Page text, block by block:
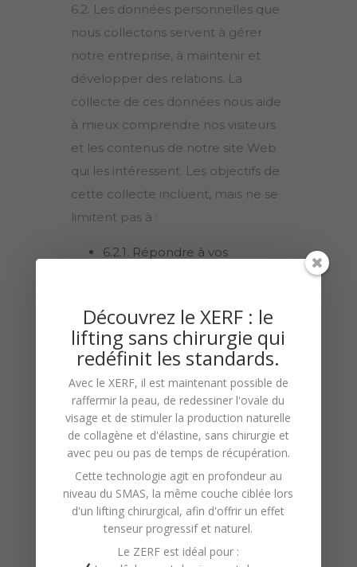
6.2. Les données personnelles que
nous collectons servent à gérer
notre entreprise, à maintenir et
développer des relations. La
collecte de ces données nous aide
à mieux comprendre nos visiteurs
et les contenus de notre site Web
qui les intéressent. Les objectifs de
cette collecte incluent, mais ne se
limitent pas à :
6.2.1. Répondre à vos
6.2.2. Traiter les commandes
ou vous informer sur notre
site, nos services, ou nos
produits.
6.2.3. Améliorer le contenu,
l’apparence et l’utilité du site
et suivre son utilisation à des
fins d’analyse interne.
6.2.4. Fournir des avis
nécessaires et informer nos
utilisateurs des mises à jour du
Découvrez le XERF : le
lifting sans chirurgie qui
redéfinit les standards.
Avec le XERF, il est maintenant possible de
raffermir la peau, de redessiner l'ovale du
visage et de stimuler la production naturelle
de collagène et d'élastine, sans chirurgie et
avec peu ou pas de temps de récupération.
Cette technologie agit en profondeur au
niveau du SMAS, la même couche ciblée lors
d'un lifting chirurgical, afin d'offrir un effet
tenseur progressif et naturel.
Le ZERF est idéal pour :